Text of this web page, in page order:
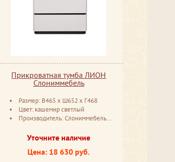
Прикроватная тумба ЛИОН
Слониммебель
Размер: В465 х Ш652 х Г468
Цвет: кашемир светлый
Производитель: Слониммебель Беларусь
Уточните наличие
Цена: 18 630 руб.